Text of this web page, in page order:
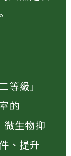
等級」
的
生物抑
、提升